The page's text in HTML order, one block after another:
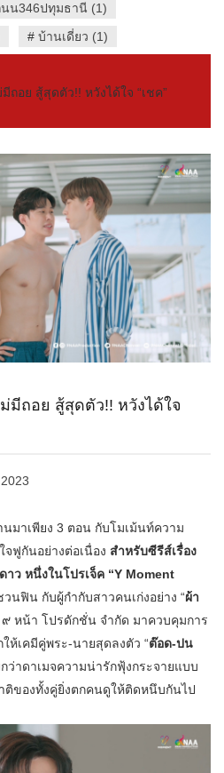
นน346ปทุมธานี (1)
# บ้านเดี่ยว (1)
ถอย สู้สุดตัว!! หวังได้ใจ “เชค”
มีถอย สู้สุดตัว!! หวังได้ใจ
มาเพียง 3 ตอน กับโมเม้นท์ความ
ฟูกันอย่างต่อเนื่อง สำหรับซีรีส์เรื่อง
ว หนึ่งในโปรเจ็ค “Y Moment
นฟิน กับผู้กำกับสาวคนเก่งอย่าง “ผ้า
๙ หน้า โปรดักชั่น จำกัด มาควบคุมการ
ห้เคมีคู่พระ-นายสุดลงตัว “ต๊อด-ปน
กว่าดาเมจความน่ารักฟุ้งกระจายแบบ
ของทั้งคู่ยิ่งตกคนดูให้ติดหนึบกันไป